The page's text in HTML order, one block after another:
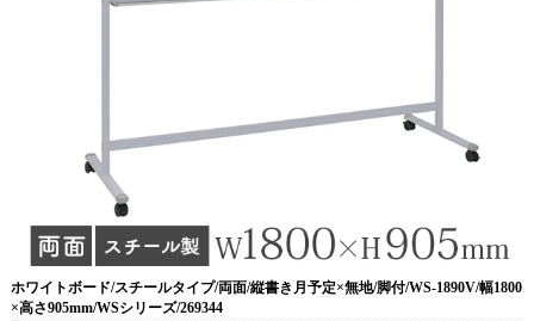
ホワイトボード/スチールタイプ/両面/縦書き月予定×無地/脚付/WS-1890V/幅1800
×高さ905mm/WSシリーズ/269344